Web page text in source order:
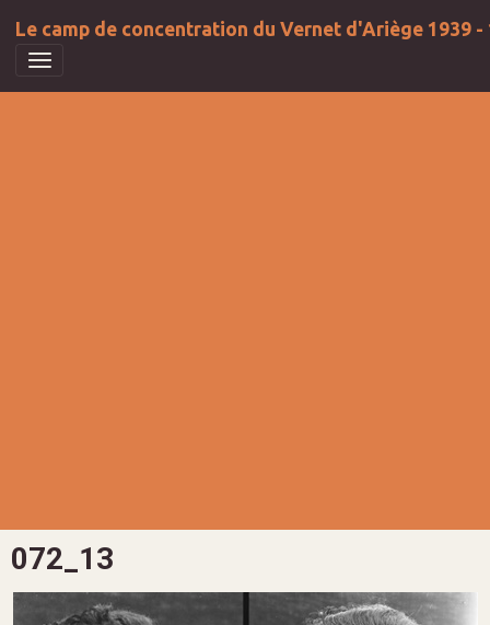
Le camp de concentration du Vernet d'Ariège 1939 -
072_13